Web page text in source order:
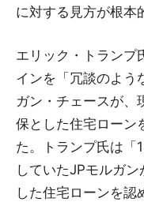
に対する見方が根本
エリック・トランプ
インを「冗談のよう
ガン・チェースが、
保とした住宅ローン
た。トランプ氏は「
していたJPモルガ
した住宅ローンを認